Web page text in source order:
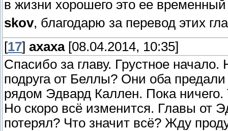
в жизни хорошего это ее
skov, благодарю за перевод этих
[17] ахаха[08.04.2014, 10:35]
Спасибо за главу. Грустное
подруга от Беллы? Они оба
рядом Эдвард Каллен. Пока
Но скоро всё изменится. Главы от
потерял? Что значит всё? Жду